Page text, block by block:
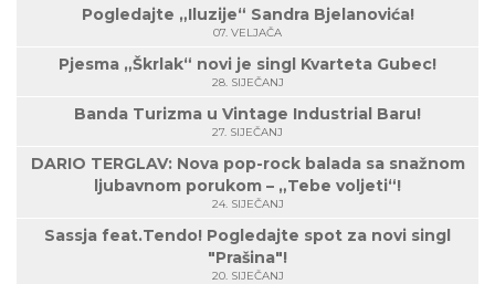
Pogledajte „Iluzije“ Sandra Bjelanovića!
07. VELJAČA
Pjesma „Škrlak“ novi je singl Kvarteta Gubec!
28. SIJEČANJ
Banda Turizma u Vintage Industrial Baru!
27. SIJEČANJ
DARIO TERGLAV: Nova pop-rock balada sa snažnom
ljubavnom porukom – „Tebe voljeti“!
24. SIJEČANJ
Sassja feat.Tendo! Pogledajte spot za novi singl
"Prašina"!
20. SIJEČANJ